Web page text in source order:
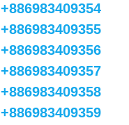
+886983409354
+886983409355
+886983409356
+886983409357
+886983409358
+886983409359